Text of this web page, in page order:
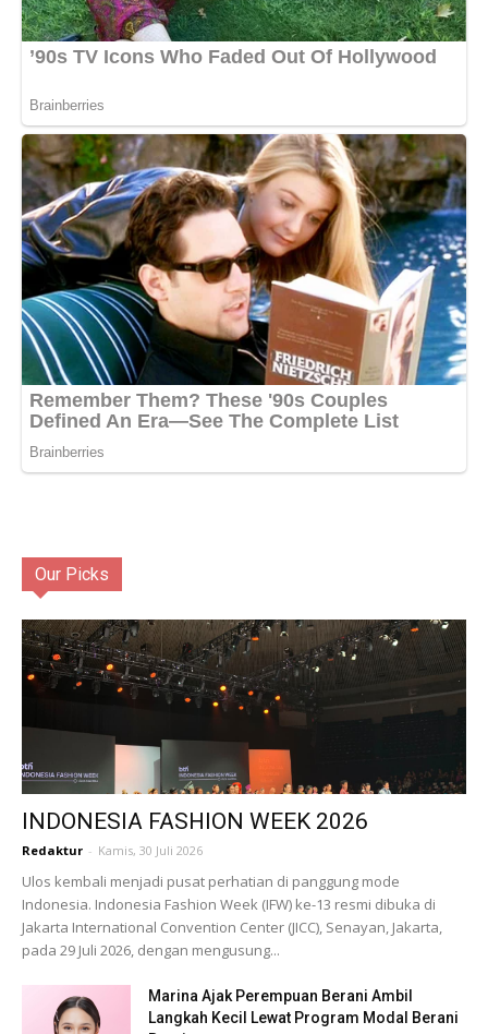
Our Picks
INDONESIA FASHION WEEK 2026
Redaktur - Kamis, 30 Juli 2026
Ulos kembali menjadi pusat perhatian di panggung mode
Indonesia. Indonesia Fashion Week (IFW) ke-13 resmi dibuka di
Jakarta International Convention Center (JICC), Senayan, Jakarta,
pada 29 Juli 2026, dengan mengusung...
Marina Ajak Perempuan Berani Ambil
Langkah Kecil Lewat Program Modal Berani